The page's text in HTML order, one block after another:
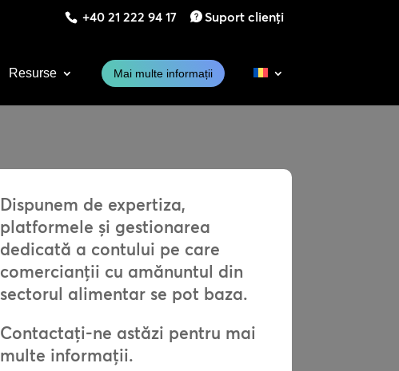
+40 21 222 94 17 Suport clienți
Resurse Mai multe informații
Dispunem de expertiza,
platformele și gestionarea
dedicată a contului pe care
comercianții cu amănuntul din
sectorul alimentar se pot baza.
Contactați-ne astăzi pentru mai
multe informații.